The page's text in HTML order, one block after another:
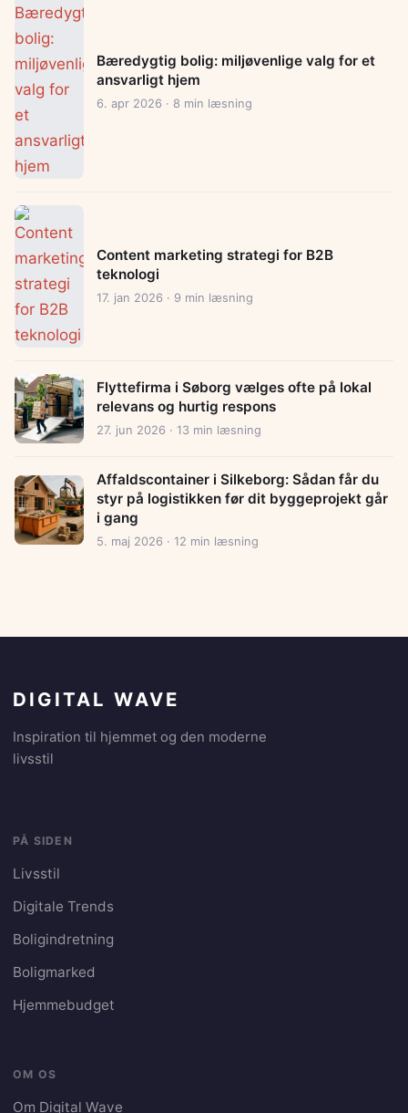
Bæredygtig bolig: miljøvenlige valg for et
ansvarligt hjem
6. apr 2026 · 8 min læsning
Content marketing strategi for B2B
teknologi
17. jan 2026 · 9 min læsning
Flyttefirma i Søborg vælges ofte på lokal
relevans og hurtig respons
27. jun 2026 · 13 min læsning
Affaldscontainer i Silkeborg: Sådan får du
styr på logistikken før dit byggeprojekt går
i gang
5. maj 2026 · 12 min læsning
DIGITAL WAVE
Inspiration til hjemmet og den moderne
livsstil
PÅ SIDEN
Livsstil
Digitale Trends
Boligindretning
Boligmarked
Hjemmebudget
OM OS
Om Digital Wave